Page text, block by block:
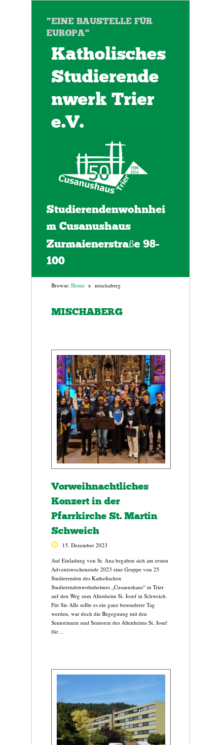
"EINE BAUSTELLE FÜR
EUROPA"
Katholisches
Studierende
nwerk Trier
e.V.
Studierendenwohnhei
m Cusanushaus
Zurmaienerstraße 98-
100
Browse: Home mischaberg
MISCHABERG
Vorweihnachtliches
Konzert in der
Pfarrkirche St. Martin
Schweich
15. Dezember 2023
Auf Einladung von Sr. Ana begaben sich am ersten
Adventswochenende 2023 eine Gruppe von 25
Studierenden des Katholischen
Studierendenwohnheimes „Cusanushaus“ in Trier
auf den Weg zum Altenheim St. Josef in Schweich.
Für Sie Alle sollte es ein ganz besonderer Tag
werden, war doch die Begegnung mit den
Seniorinnen und Senioren des Altenheims St. Josef
für…